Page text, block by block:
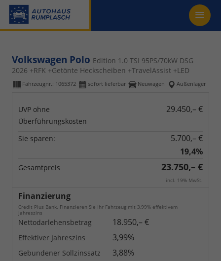
Volkswagen Polo Edition 1.0 TSI 95PS/70kW DSG
2026 +RFK +Getönte Heckscheiben +TravelAssist +LED
Fahrzeugnr.: 1065372 sofort lieferbar Neuwagen Außenlager
UVP ohne
Überführungskosten
29.450,– €
Sie sparen:
5.700,– €
19,4%
Gesamtpreis 23.750,– €
incl. 19% MwSt.
Finanzierung
Credit Plus Bank. Finanzieren Sie Ihr Fahrzeug mit 3,99% effektivem
Jahreszins
Nettodarlehensbetrag 18.950,– €
Effektiver Jahreszins 3,99%
Gebundener Sollzinssatz 3,88%